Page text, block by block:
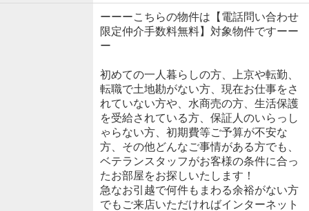
ーーーこちらの物件は【電話問い合わせ
限定仲介手数料無料】対象物件ですーー
ー
初めての一人暮らしの方、上京や転勤、
転職で土地勘がない方、現在お仕事をさ
れていない方や、水商売の方、生活保護
を受給されている方、保証人のいらっし
ゃらない方、初期費等ご予算が不安な
方、その他どんなご事情がある方でも、
ベテランスタッフがお客様の条件に合っ
たお部屋をお探しいたします！
急なお引越で何件もまわる余裕がない方
でもご来店いただければインターネット